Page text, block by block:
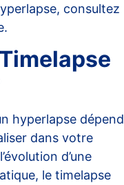
consultez
.
hyperlapse dépend
dans votre
d’une
le timelapse